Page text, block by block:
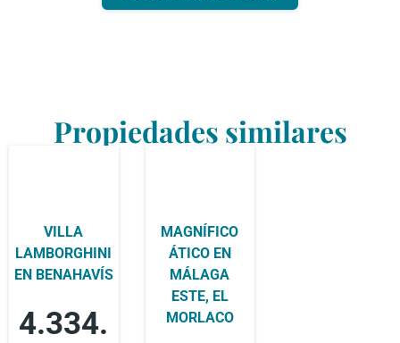
Propiedades similares
VILLA
LAMBORGHINI
EN BENAHAVÍS
4.334.
MAGNÍFICO
ÁTICO EN
MÁLAGA
ESTE, EL
MORLACO